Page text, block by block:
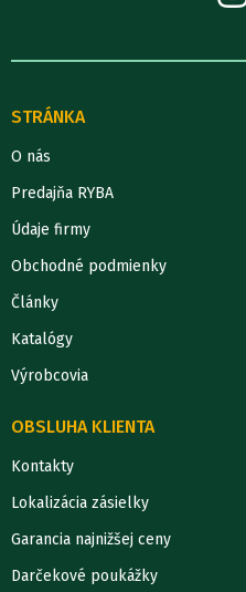
STRÁNKA
O nás
Predajňa RYBA
Údaje firmy
Obchodné podmienky
Články
Katalógy
Výrobcovia
OBSLUHA KLIENTA
Kontakty
Lokalizácia zásielky
Garancia najnižšej ceny
Darčekové poukážky